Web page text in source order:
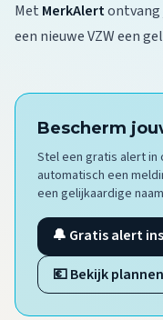
Met MerkAlertontvang
een nieuwe VZW een
Bescherm
Stel een gratis alert in
automatisch een
een gelijkaardige
🔔 Gratis alert
💶 Bekijk plannen